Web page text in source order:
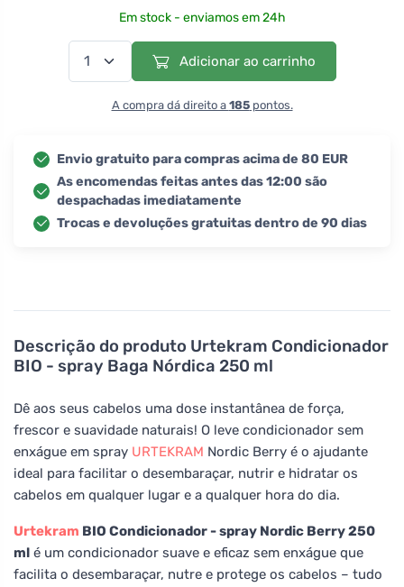
Descrição do produto Urtekram Condicionador
BIO - spray Baga Nórdica 250 ml
Dê aos seus cabelos uma dose instantânea de força,
frescor e suavidade naturais! O leve condicionador sem
enxágue em spray URTEKRAM Nordic Berry é o ajudante
ideal para facilitar o desembaraçar, nutrir e hidratar os
cabelos em qualquer lugar e a qualquer hora do dia.
Urtekram BIO Condicionador - spray Nordic Berry 250
ml é um condicionador suave e eficaz sem enxágue que
facilita o desembaraçar, nutre e protege os cabelos – tudo
Em stock - enviamos em 24h
Adicionar ao carrinho
A compra dá direito a 185pontos.
Envio gratuito para compras acima de 80 EUR
As encomendas feitas antes das 12:00 são
despachadas imediatamente
Trocas e devoluções gratuitas dentro de 90 dias